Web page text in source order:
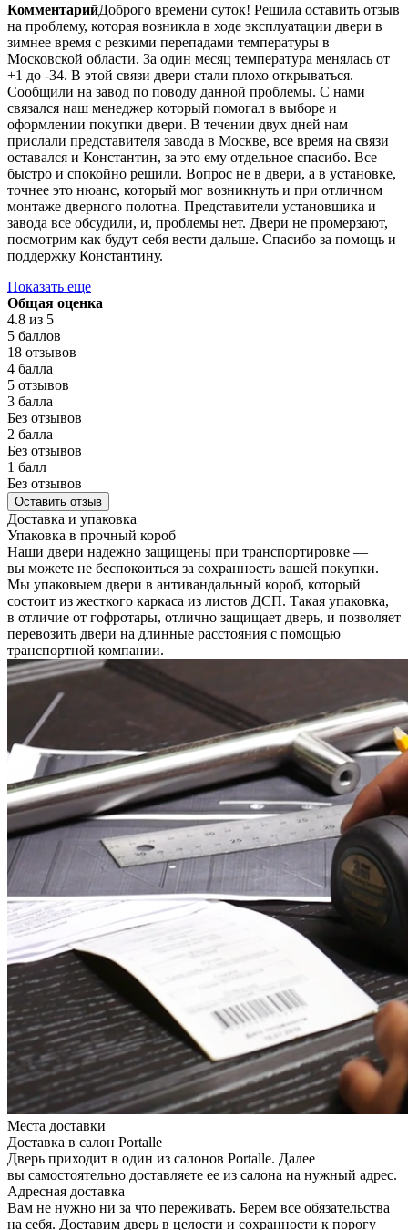
КомментарийДоброго времени суток! Решила оставить отзыв
на проблему, которая возникла в ходе эксплуатации двери в
зимнее время с резкими перепадами температуры в
Московской области. За один месяц температура менялась от
+1 до -34. В этой связи двери стали плохо открываться.
Сообщили на завод по поводу данной проблемы. С нами
связался наш менеджер который помогал в выборе и
оформлении покупки двери. В течении двух дней нам
прислали представителя завода в Москве, все время на связи
оставался и Константин, за это ему отдельное спасибо. Все
быстро и спокойно решили. Вопрос не в двери, а в установке,
точнее это нюанс, который мог возникнуть и при отличном
монтаже дверного полотна. Представители установщика и
завода все обсудили, и, проблемы нет. Двери не промерзают,
посмотрим как будут себя вести дальше. Спасибо за помощь и
поддержку Константину.
Показать еще
Общая оценка
4.8 из 5
5 баллов
18 отзывов
4 балла
5 отзывов
3 балла
Без отзывов
2 балла
Без отзывов
1 балл
Без отзывов
Оставить отзыв
Доставка и упаковка
Упаковка в прочный короб
Наши двери надежно защищены при транспортировке —
вы можете не беспокоиться за сохранность вашей покупки.
Мы упаковыем двери в антивандальный короб, который
состоит из жесткого каркаса из листов ДСП. Такая упаковка,
в отличие от гофротары, отлично защищает дверь, и позволяет
перевозить двери на длинные расстояния с помощью
транспортной компании.
Места доставки
Доставка в салон Portalle
Дверь приходит в один из салонов Portalle. Далее
вы самостоятельно доставляете ее из салона на нужный адрес.
Адресная доставка
Вам не нужно ни за что переживать. Берем все обязательства
на себя. Доставим дверь в целости и сохранности к порогу